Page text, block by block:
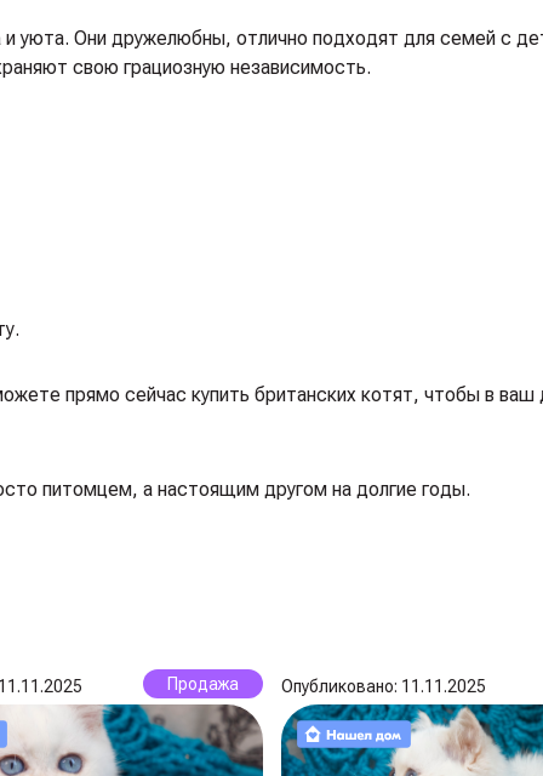
уюта. Они дружелюбны, отлично подходят для семей с
свою грациозную независимость.
прямо сейчас купить британских котят, чтобы в
питомцем, а настоящим другом на долгие годы.
Продажа Опубликовано: 11.11.2025